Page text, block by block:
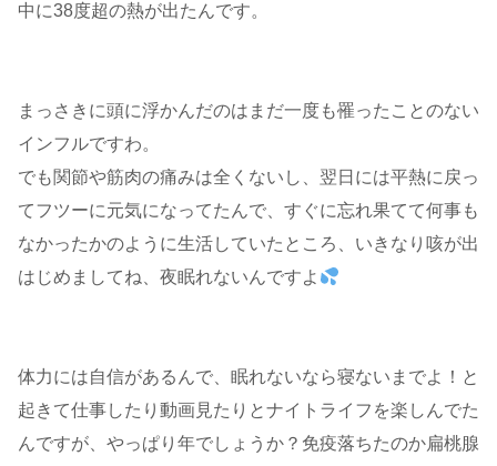
中に38度超の熱が出たんです。
まっさきに頭に浮かんだのはまだ一度も罹ったことのない
インフルですわ。
でも関節や筋肉の痛みは全くないし、翌日には平熱に戻っ
てフツーに元気になってたんで、すぐに忘れ果てて何事も
なかったかのように生活していたところ、いきなり咳が出
はじめましてね、夜眠れないんですよ
体力には自信があるんで、眠れないなら寝ないまでよ！と
起きて仕事したり動画見たりとナイトライフを楽しんでた
んですが、やっぱり年でしょうか？免疫落ちたのか扁桃腺